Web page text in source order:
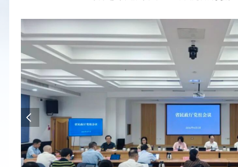
时代“堡垒工程”推进会召开 2026-08-07
2026-08-07
全体会议
届十次全会精神 2026-08-08
2026-08-08
省民政厅召开党组（扩大）会议
省民政厅召开“两优一先”表
省民政厅社会组织综合党委所属社会组织党建
多维普法让《社会救助法》
省民政厅赴毛家坪村开展“追寻领
省民政厅召开党组理论学习中心